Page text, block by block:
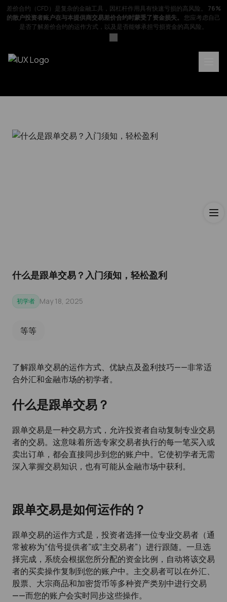
差价合约（CFD）是复杂的金融工具，因杠杆作用具有快速亏损的高风险。
76%
的散户投资者账户在与本提供商交易差价合约时蒙受了资金损失。
您应考虑自己
是否了解差价合约的运作方式，以及是否能够承担亏损资金的高风险。
什么是跟单交易？入门须知，轻松盈利
初学者 May 18, 2025
等等
了解跟单交易的运作方式、优缺点及盈利技巧——非常适
合外汇和金融市场的初学者。
什么是跟单交易？
跟单交易是一种交易方式，允许投资者自动复制专业交易
者的交易。这意味着所选专家交易者执行的每一笔买入或
卖出订单，都会直接同步到您的账户中。它使初学者无需
深入掌握交易知识，也有可能从金融市场中获利。
跟单交易是如何运作的？
跟单交易的运作方式是，投资者选择一位专业交易者（通
常被称为“信号提供者”或“主交易者”）进行跟随。一旦选
择完成，系统会根据您所分配的资金比例，自动将该交易
者的买卖操作复制到您的账户中。主交易者可以在外汇、
股票、大宗商品和加密货币等多种资产类别中进行交易
——而您的账户会实时同步这些操作。